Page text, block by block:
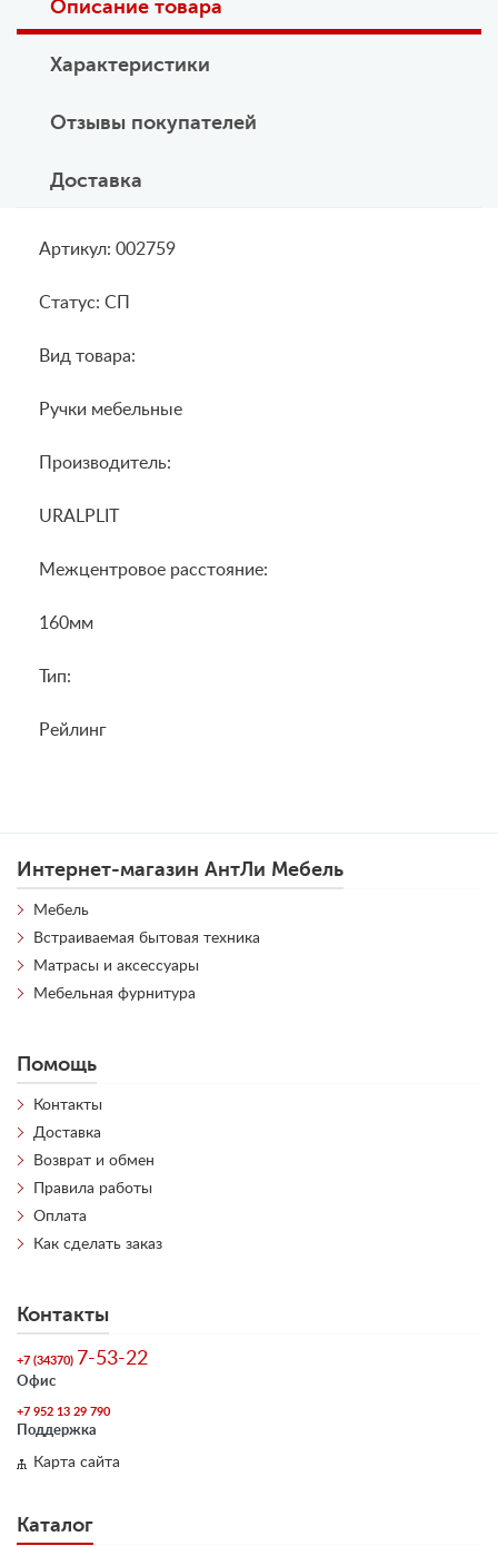
Описание товара
Характеристики
Отзывы покупателей
Доставка
Артикул: 002759
Статус: СП
Вид товара:
Ручки мебельные
Производитель:
URALPLIT
Межцентровое расстояние:
160мм
Тип:
Рейлинг
Интернет-магазин АнтЛи Мебель
Мебель
Встраиваемая бытовая техника
Матрасы и аксессуары
Мебельная фурнитура
Помощь
Контакты
Доставка
Возврат и обмен
Правила работы
Оплата
Как сделать заказ
Контакты
+7 (34370) 7-53-22
Офис
+7 952 13 29 790
Поддержка
Карта сайта
Каталог